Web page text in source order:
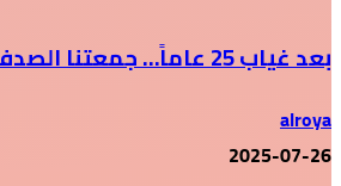
بعد غياب 25 عاماً… جمعتنا الصدفة
alroya
2025-07-26